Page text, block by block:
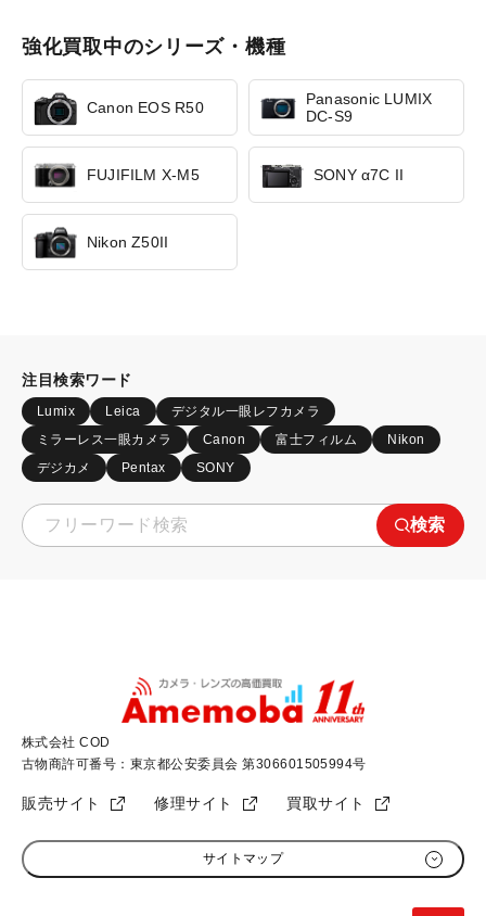
強化買取中のシリーズ・機種
Canon EOS R50
Panasonic LUMIX
DC-S9
FUJIFILM X-M5 SONY α7C II
Nikon Z50II
注目検索ワード
Lumix Leica
デジタル一眼レフカメラ
ミラーレス一眼カメラ
Canon 富士フィルム
Nikon
デジカメ
Pentax SONY
検索
株式会社 COD
古物商許可番号：東京都公安委員会 第306601505994号
販売サイト 修理サイト 買取サイト
サイトマップ